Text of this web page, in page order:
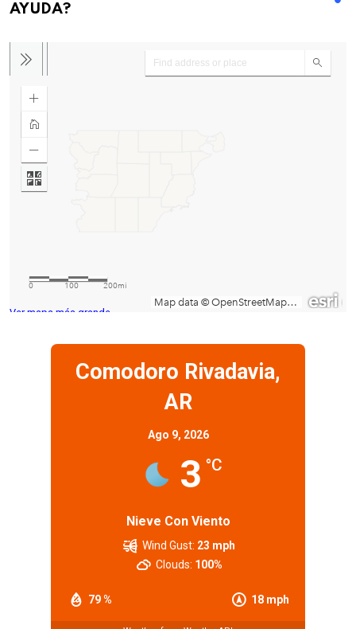
AYUDA?
Ver mapa más grande
Comodoro Rivadavia,
AR
Ago 9, 2026
3 °C
Nieve Con Viento
79 % 18 mph
Wind Gust: 23 mph
Clouds: 100%